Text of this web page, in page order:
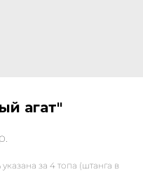
агат"
за 4 топа (штанга в